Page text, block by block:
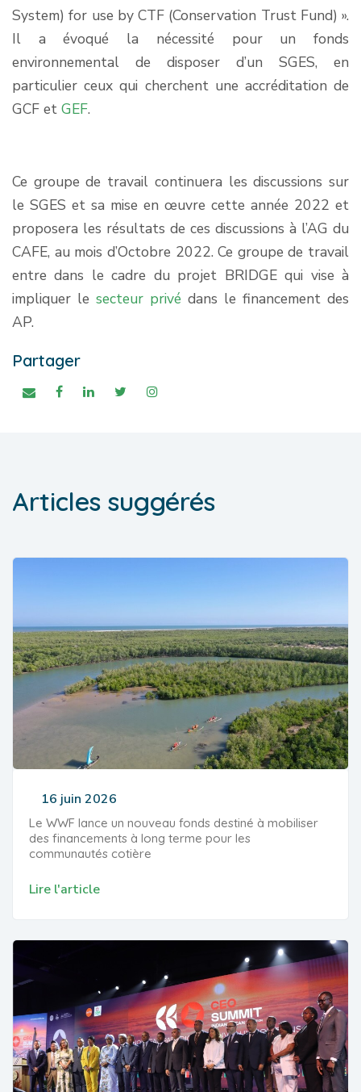
System) for use by CTF (Conservation Trust Fund) ».
Il a évoqué la nécessité pour un fonds
environnemental de disposer d’un SGES, en
particulier ceux qui cherchent une accréditation de
GCF et GEF.
Ce groupe de travail continuera les discussions sur
le SGES et sa mise en œuvre cette année 2022 et
proposera les résultats de ces discussions à l’AG du
CAFE, au mois d’Octobre 2022. Ce groupe de travail
entre dans le cadre du projet BRIDGE qui vise à
impliquer le secteur privé dans le financement des
AP.
Partager
Articles suggérés
16 juin 2026
Le WWF lance un nouveau fonds destiné à mobiliser
des financements à long terme pour les
communautés cotière
Lire l'article